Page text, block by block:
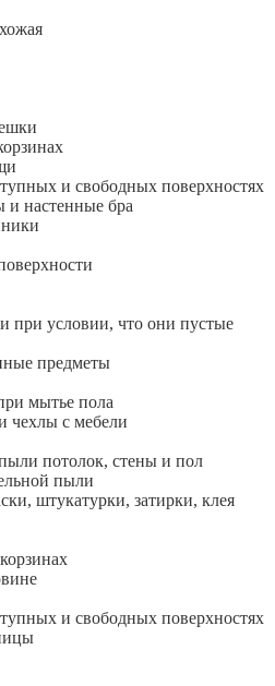
и свободных поверхностях
настенные бра
условии, что они пустые
предметы
мытье пола
чехлы с мебели
потолок, стены и пол
пыли
штукатурки, затирки, клея
и свободных поверхностях